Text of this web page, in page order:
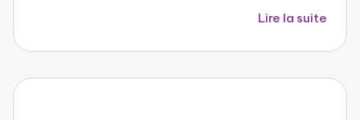
Lire la suite